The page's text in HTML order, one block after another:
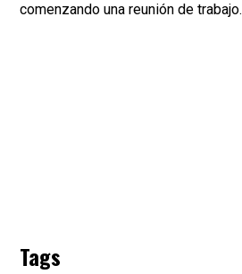
comenzando una reunión de trabajo.
Tags